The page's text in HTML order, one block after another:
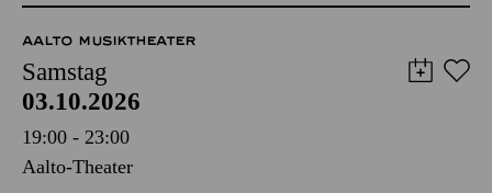
AALTO MUSIKTHEATER
Samstag
03.10.2026
19:00 - 23:00
Aalto-Theater